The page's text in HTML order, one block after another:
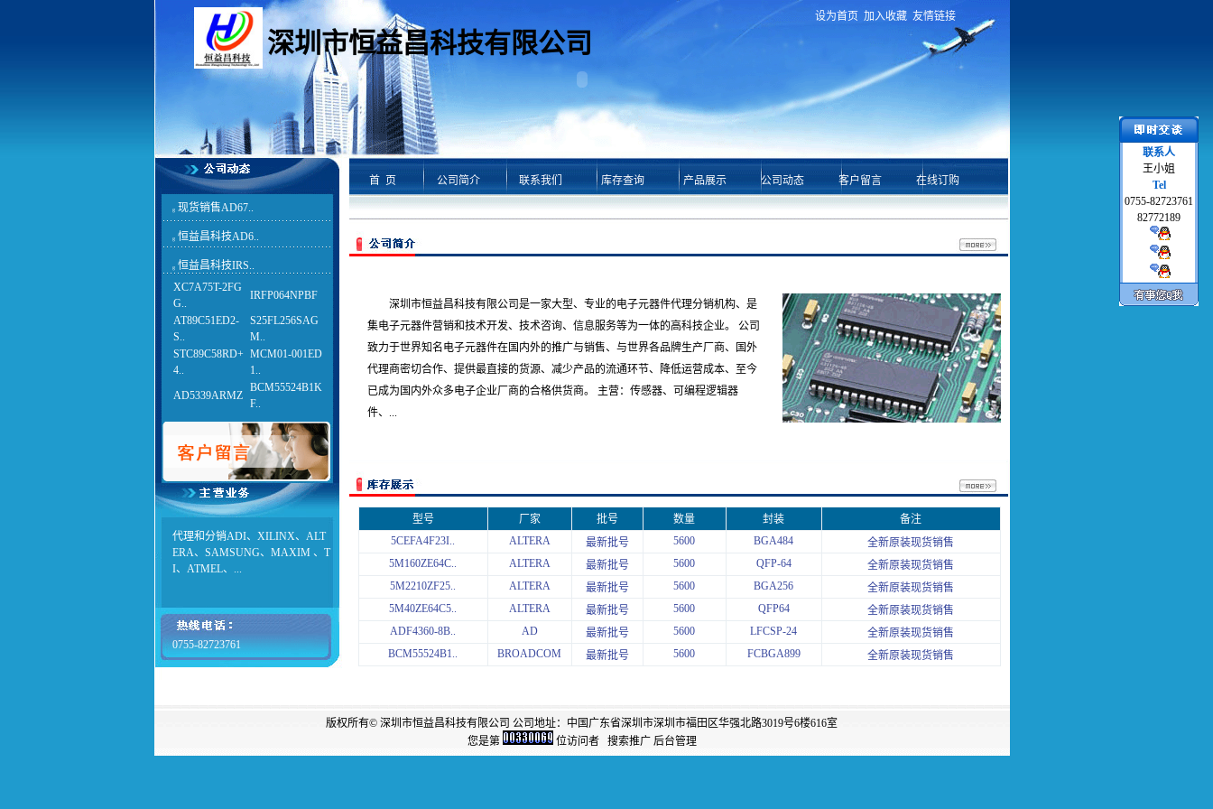
设为首页 加入收藏 友情链接
深圳市恒益昌科技有限公司
g 现货销售AD67..
g 恒益昌科技AD6..
g 恒益昌科技IRS..
XC7A75T-2FG
G..
IRFP064NPBF
AT89C51ED2-
S..
S25FL256SAG
M..
STC89C58RD+
4..
MCM01-001ED
1..
AD5339ARMZ
BCM55524B1K
F..
代理和分销ADI、XILINX、ALT
ERA、SAMSUNG、MAXIM 、T
I、ATMEL、...
0755-82723761
首 页 公司简介 联系我们 库存查询 产品展示 公司动态 客户留言 在线订购
深圳市恒益昌科技有限公司是一家大型、专业的电子元器件代理分销机构、是
集电子元器件营销和技术开发、技术咨询、信息服务等为一体的高科技企业。 公司
致力于世界知名电子元器件在国内外的推广与销售、与世界各品牌生产厂商、国外
代理商密切合作、提供最直接的货源、减少产品的流通环节、降低运营成本、至今
已成为国内外众多电子企业厂商的合格供货商。 主营：传感器、可编程逻辑器
件、...
型号 厂家 批号 数量 封装
备注
5CEFA4F23I..
ALTERA 最新批号 5600 BGA484
全新原装现货销售
5M160ZE64C..
ALTERA 最新批号 5600 QFP-64
全新原装现货销售
5M2210ZF25..
ALTERA 最新批号 5600 BGA256
全新原装现货销售
5M40ZE64C5..
ALTERA 最新批号 5600 QFP64
全新原装现货销售
ADF4360-8B..
AD 最新批号 5600 LFCSP-24
全新原装现货销售
BCM55524B1..
BROADCOM 最新批号 5600 FCBGA899 全新原装现货销售
版权所有© 深圳市恒益昌科技有限公司 公司地址：中国广东省深圳市深圳市福田区华强北路3019号6楼616室
您是第
位访问者 搜索推广 后台管理
联系人
王小姐
Tel
0755-82723761
82772189